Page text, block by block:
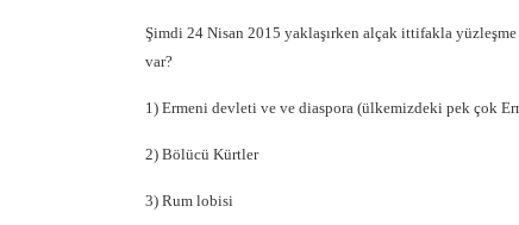
Şimdi 24 Nisan 2015 yaklaşırken alçak ittifakla
var?
1) Ermeni devleti ve ve diaspora (ülkemizdeki pek çok
2) Bölücü Kürtler
3) Rum lobisi